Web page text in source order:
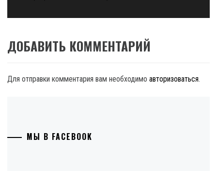
ДОБАВИТЬ КОММЕНТАРИЙ
Для отправки комментария вам необходимо авторизоваться.
МЫ В FACEBOOK